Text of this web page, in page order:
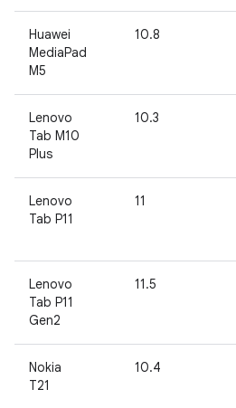
Huawei
MediaPad
M5
10.8
Lenovo
Tab M10
Plus
10.3
Lenovo
Tab P11
11
Lenovo
Tab P11
Gen2
11.5
Nokia
T21
10.4